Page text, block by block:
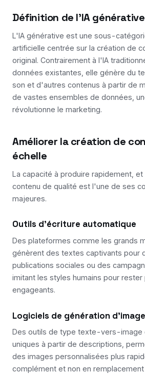
Définition de l'IA générative
L'IA générative est une sous-
artificielle centrée sur la création de
original. Contrairement à l'IA
données existantes, elle génère du
son et d'autres contenus à partir de
de vastes ensembles de données,
révolutionne le marketing.
Améliorer la création de
échelle
La capacité à produire rapidement,
contenu de qualité est l'une de ses
majeures.
Outils d'écriture automatique
Des plateformes comme les grands
génèrent des textes captivants pour
publications sociales ou des
imitant les styles humains pour
engageants.
Logiciels de génération
Des outils de type texte-vers-image
uniques à partir de descriptions,
des images personnalisées plus
complément et non en